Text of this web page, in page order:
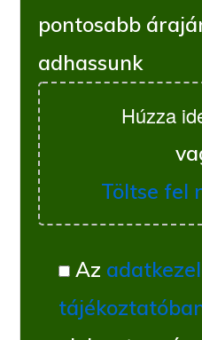
pontosabb
adhassunk
Húzza
Töltse fel
Az